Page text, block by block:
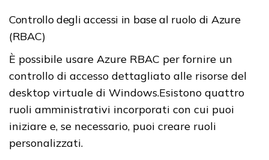
Controllo degli accessi in base al ruolo di Azure
(RBAC)
È possibile usare Azure RBAC per fornire un
controllo di accesso dettagliato alle risorse del
desktop virtuale di Windows.Esistono quattro
ruoli amministrativi incorporati con cui puoi
iniziare e, se necessario, puoi creare ruoli
personalizzati.